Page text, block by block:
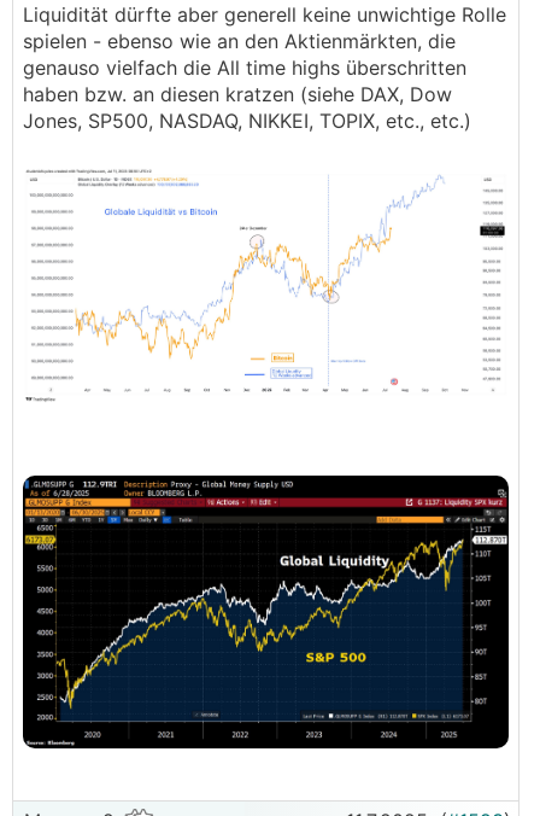
Liquidität dürfte aber generell keine unwichtige Rolle
spielen - ebenso wie an den Aktienmärkten, die
genauso vielfach die All time highs überschritten
haben bzw. an diesen kratzen (siehe DAX, Dow
Jones, SP500, NASDAQ, NIKKEI, TOPIX, etc., etc.)